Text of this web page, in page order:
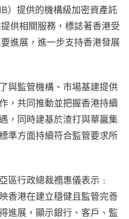
）提供的機構級加密資產託
供相關服務，標誌著香港受
進展，進一步支持香港發展
與監管機構、市場基建提供
，共同推動並把握香港持續
，同時建基於渣打與華贏集
準方面持續符合監管要求所
區行政總裁禤惠儀表示﹕
香港在建立穩健且監管完善
進展，顯示銀行、客戶、監